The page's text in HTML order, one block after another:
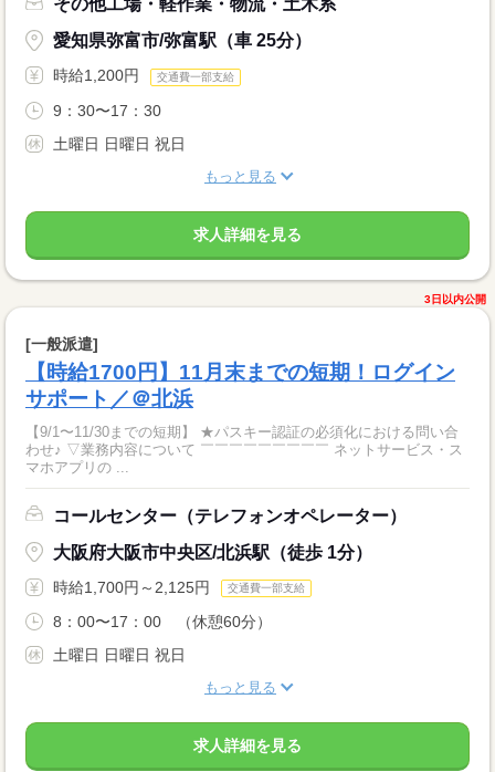
その他工場・軽作業・物流・土木系
愛知県弥富市/弥富駅（車 25分）
時給1,200円 交通費一部支給
9：30〜17：30
土曜日 日曜日 祝日
もっと見る
求人詳細を見る
3日以内公開
[一般派遣]
【時給1700円】11月末までの短期！ログイン
サポート／＠北浜
【9/1〜11/30までの短期】 ★パスキー認証の必須化における問い合
わせ♪ ▽業務内容について ￣￣￣￣￣￣￣￣￣ ネットサービス・ス
マホアプリの ...
コールセンター（テレフォンオペレーター）
大阪府大阪市中央区/北浜駅（徒歩 1分）
時給1,700円～2,125円 交通費一部支給
8：00〜17：00 （休憩60分）
土曜日 日曜日 祝日
もっと見る
求人詳細を見る